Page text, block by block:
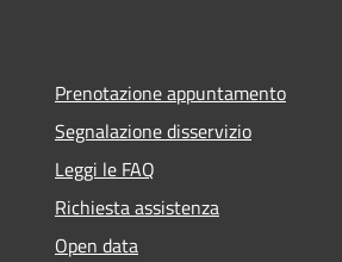
Prenotazione appuntamento
Segnalazione disservizio
Leggi le FAQ
Richiesta assistenza
Open data